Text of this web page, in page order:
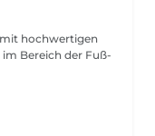
hochwertigen
Bereich der Fuß-